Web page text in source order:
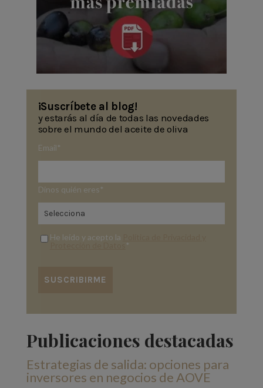
¡Suscríbete al blog!
y estarás al día de todas las novedades
sobre el mundo del aceite de oliva
Email *
Dinos quién eres *
He leído y acepto la
*
Publicaciones destacadas
Estrategias de salida: opciones para
inversores en negocios de AOVE